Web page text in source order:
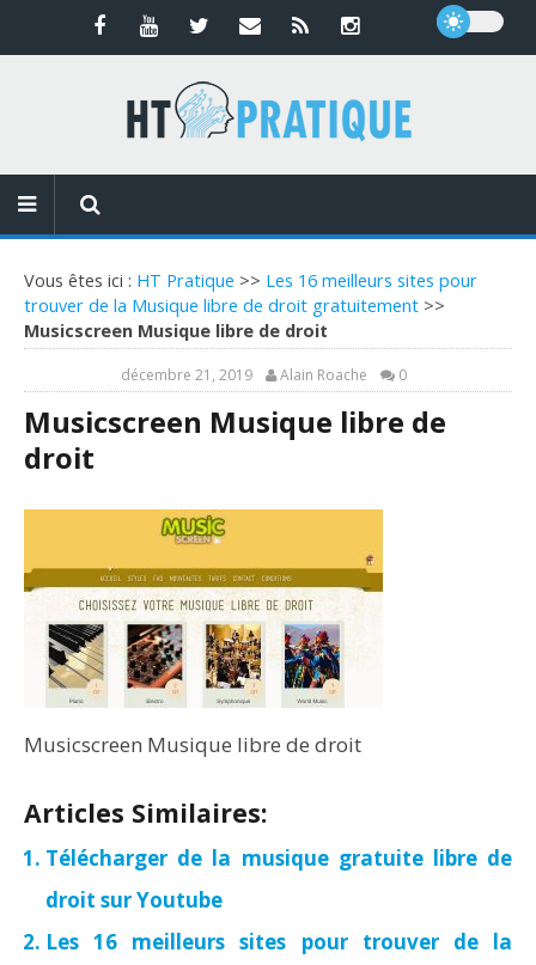
Vous êtes ici : HT Pratique >> Les 16 meilleurs sites pour
trouver de la Musique libre de droit gratuitement >>
Musicscreen Musique libre de droit
décembre 21, 2019 Alain Roache 0
Musicscreen Musique libre de
droit
Musicscreen Musique libre de droit
Articles Similaires:
Télécharger de la musique gratuite libre de
droit sur Youtube
Les 16 meilleurs sites pour trouver de la